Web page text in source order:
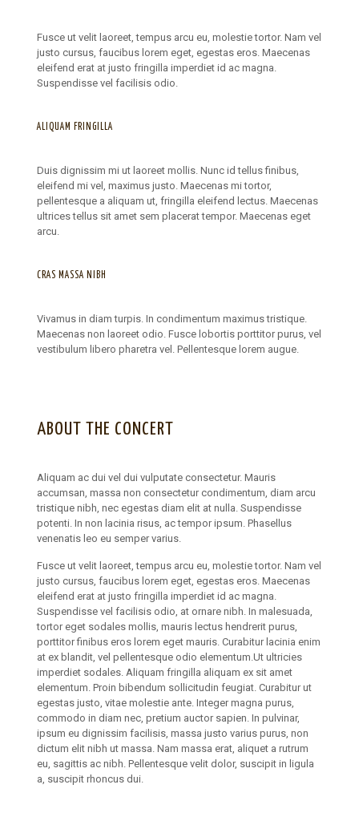
Fusce ut velit laoreet, tempus arcu eu, molestie tortor. Nam vel
justo cursus, faucibus lorem eget, egestas eros. Maecenas
eleifend erat at justo fringilla imperdiet id ac magna.
Suspendisse vel facilisis odio.
ALIQUAM FRINGILLA
Duis dignissim mi ut laoreet mollis. Nunc id tellus finibus,
eleifend mi vel, maximus justo. Maecenas mi tortor,
pellentesque a aliquam ut, fringilla eleifend lectus. Maecenas
ultrices tellus sit amet sem placerat tempor. Maecenas eget
arcu.
CRAS MASSA NIBH
Vivamus in diam turpis. In condimentum maximus tristique.
Maecenas non laoreet odio. Fusce lobortis porttitor purus, vel
vestibulum libero pharetra vel. Pellentesque lorem augue.
ABOUT THE CONCERT
Aliquam ac dui vel dui vulputate consectetur. Mauris
accumsan, massa non consectetur condimentum, diam arcu
tristique nibh, nec egestas diam elit at nulla. Suspendisse
potenti. In non lacinia risus, ac tempor ipsum. Phasellus
venenatis leo eu semper varius.
Fusce ut velit laoreet, tempus arcu eu, molestie tortor. Nam vel
justo cursus, faucibus lorem eget, egestas eros. Maecenas
eleifend erat at justo fringilla imperdiet id ac magna.
Suspendisse vel facilisis odio, at ornare nibh. In malesuada,
tortor eget sodales mollis, mauris lectus hendrerit purus,
porttitor finibus eros lorem eget mauris. Curabitur lacinia enim
at ex blandit, vel pellentesque odio elementum.Ut ultricies
imperdiet sodales. Aliquam fringilla aliquam ex sit amet
elementum. Proin bibendum sollicitudin feugiat. Curabitur ut
egestas justo, vitae molestie ante. Integer magna purus,
commodo in diam nec, pretium auctor sapien. In pulvinar,
ipsum eu dignissim facilisis, massa justo varius purus, non
dictum elit nibh ut massa. Nam massa erat, aliquet a rutrum
eu, sagittis ac nibh. Pellentesque velit dolor, suscipit in ligula
a, suscipit rhoncus dui.